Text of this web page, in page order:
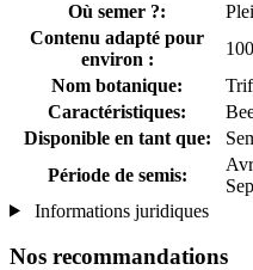
Où semer ?:
Contenu adapté pour
environ :
Nom botanique:
Caractéristiques:
Disponible en tant que:
Période de semis:
Informations juridiques
Nos recommandations